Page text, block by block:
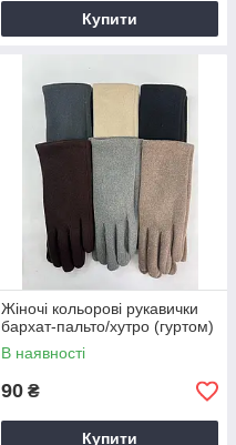
Купити
Жіночі кольорові рукавички
бархат-пальто/хутро (гуртом)
В наявності
90 ₴
Купити